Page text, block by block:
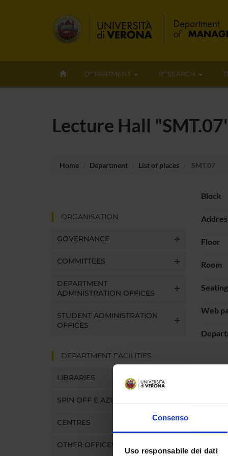
Consenso
Uso responsabile dei dati
DEPARTMENT RESEARCH
Lecture Hall
Home Department List of places SMT.07
ORGANISATION
GOVERNANCE
COMMITTEES
DEPARTMENT
ADMINISTRATION OFFICES
STUDENT ADMINISTRATION
OFFICES
DEPARTMENT FACILITIES
LIBRARIES
SPIN OFF E AZIENDE
CENTRES
OTHER OFFICES
Block
Floor
Room
Web